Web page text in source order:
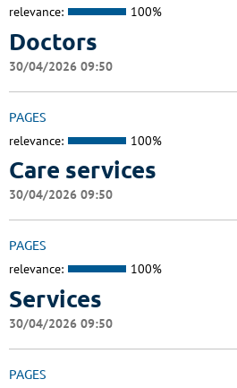
relevance: 100%
Doctors
30/04/2026 09:50
PAGES
relevance: 100%
Care services
30/04/2026 09:50
PAGES
relevance: 100%
Services
30/04/2026 09:50
PAGES